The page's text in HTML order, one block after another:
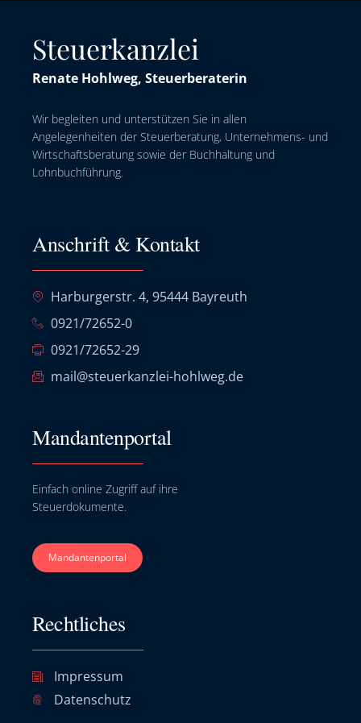
Steuerkanzlei
Renate Hohlweg, Steuerberaterin
Wir begleiten und unterstützen Sie in allen
Angelegenheiten der Steuerberatung, Unternehmens- und
Wirtschaftsberatung sowie der Buchhaltung und
Lohnbuchführung.
Anschrift & Kontakt
Harburgerstr. 4, 95444 Bayreuth
0921/72652-0
0921/72652-29
mail@steuerkanzlei-hohlweg.de
Mandantenportal
Einfach online Zugriff auf ihre
Steuerdokumente.
Mandantenportal
Rechtliches
Impressum
Datenschutz